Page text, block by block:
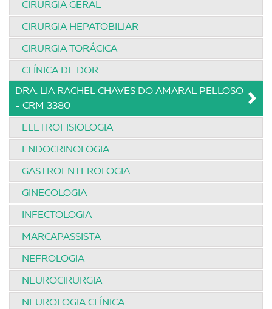
CIRURGIA GERAL
CIRURGIA HEPATOBILIAR
CIRURGIA TORÁCICA
CLÍNICA DE DOR
DRA. LIA RACHEL CHAVES DO AMARAL PELLOSO
- CRM 3380
ELETROFISIOLOGIA
ENDOCRINOLOGIA
GASTROENTEROLOGIA
GINECOLOGIA
INFECTOLOGIA
MARCAPASSISTA
NEFROLOGIA
NEUROCIRURGIA
NEUROLOGIA CLÍNICA